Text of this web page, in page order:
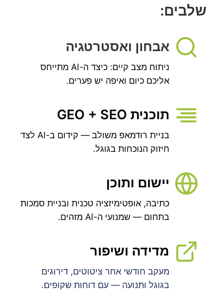
שלבים:
אבחון ואסטרטגיה
ניתוח מצב קיים: כיצד ה-AI מתייחס
אליכם כיום ואיפה יש פערים.
תוכנית GEO + SEO
בניית רודמאפ משולב — קידום ב-AI לצד
חיזוק הנוכחות בגוגל.
יישום ותוכן
כתיבה, אופטימיזציה טכנית ובניית סמכות
בתחום — שמנועי ה-AI מזהים.
מדידה ושיפור
מעקב חודשי אחר ציטוטים, דירוגים
בגוגל ותנועה — עם דוחות שקופים.